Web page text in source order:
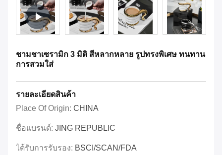
ชามชาเซรามิก 3 มิติ สีหลากหลาย รูปทรงพิเศษ ทนทาน
การสวมใส่
รายละเอียดสินค้า
Place Of Origin: CHINA
ชื่อแบรนด์: JING REPUBLIC
ได้รับการรับรอง: BSCI/SCAN/FDA